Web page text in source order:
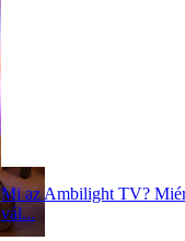
Mi az Ambilight TV?
vál...